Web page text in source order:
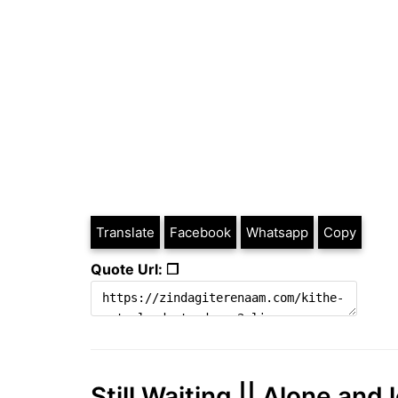
Translate Facebook Whatsapp Copy
Quote Url: ❐